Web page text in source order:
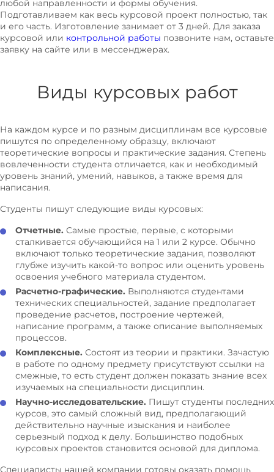
История экономических учений
Кадровая политика
Казначейская система исполнения бюджета
Коммерческая деятельность
Коммерческое дело
Конкурентоспособность предприятия
Конкуренция и антимонопольная политика
Консалтинг
Макроэкономика и микроэкономика
Маркетинг
Малый бизнес
Международные рынки
Международные стандарты финансовой
отчетности
Международная торговля
Международные финансы
Международные экономические отношения
Менеджмент
Методика преподавания
Методы управления
Механизм государства
Мировая экономика
любой направленности и формы обучения.
Подготавливаем как весь курсовой проект полностью, так
и его часть. Изготовление занимает от 3 дней. Для заказа
курсовой или контрольной работы позвоните нам, оставьте
заявку на сайте или в мессенджерах.
Виды курсовых работ
На каждом курсе и по разным дисциплинам все курсовые
пишутся по определенному образцу, включают
теоретические вопросы и практические задания. Степень
вовлеченности студента отличается, как и необходимый
уровень знаний, умений, навыков, а также время для
написания.
Студенты пишут следующие виды курсовых:
Отчетные. Самые простые, первые, с которыми
сталкивается обучающийся на 1 или 2 курсе. Обычно
включают только теоретические задания, позволяют
глубже изучить какой-то вопрос или оценить уровень
освоения учебного материала студентом.
Расчетно-графические. Выполняются студентами
технических специальностей, задание предполагает
проведение расчетов, построение чертежей,
написание программ, а также описание выполняемых
процессов.
Комплексные. Состоят из теории и практики. Зачастую
в работе по одному предмету присутствуют ссылки на
смежные, то есть студент должен показать знание всех
изучаемых на специальности дисциплин.
Научно-исследовательские. Пишут студенты последних
курсов, это самый сложный вид, предполагающий
действительно научные изыскания и наиболее
серьезный подход к делу. Большинство подобных
курсовых проектов становится основой для диплома.
Специалисты нашей компании готовы оказать помощь